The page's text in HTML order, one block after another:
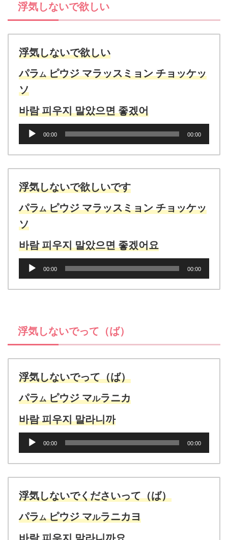
ー
浮気しないで欲しい
浮気しないで欲しい
パラムピウジ マラッスミョン チョッケッ
ソ
바람 피우지 말았으면 좋겠어
ヤ
ー
00:00 00:00
浮気しないで欲しいです
パラムピウジ マラッスミョン チョッケッ
ソ
바람 피우지 말았으면 좋겠어요
ー
00:00 00:00
浮気しないでって（ば）
浮気しないでって（ば）
パラムピウジ マルラニカ
바람 피우지 말라니까
ヤ
ー
00:00 00:00
浮気しないでくださいって（ば）
パラムピウジ マルラニカヨ